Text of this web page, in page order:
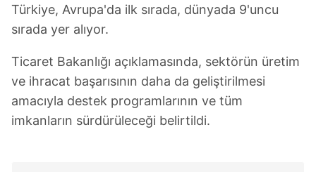
Metnimiziziyaret edebilirsiniz.
hazırlanmış Aydınlatma Metnimizi okumak ve sitemizde
ilgili mevzuata uygun olarak kullanılan çerezlerle ilgili bilgi
almak için lütfen
tıklayınız
Türkiye, Avrupa'da ilk sırada, dünyada 9'uncu
sırada yer alıyor.
Ticaret Bakanlığı açıklamasında, sektörün üretim
ve ihracat başarısının daha da geliştirilmesi
amacıyla destek programlarının ve tüm
imkanların sürdürüleceği belirtildi.